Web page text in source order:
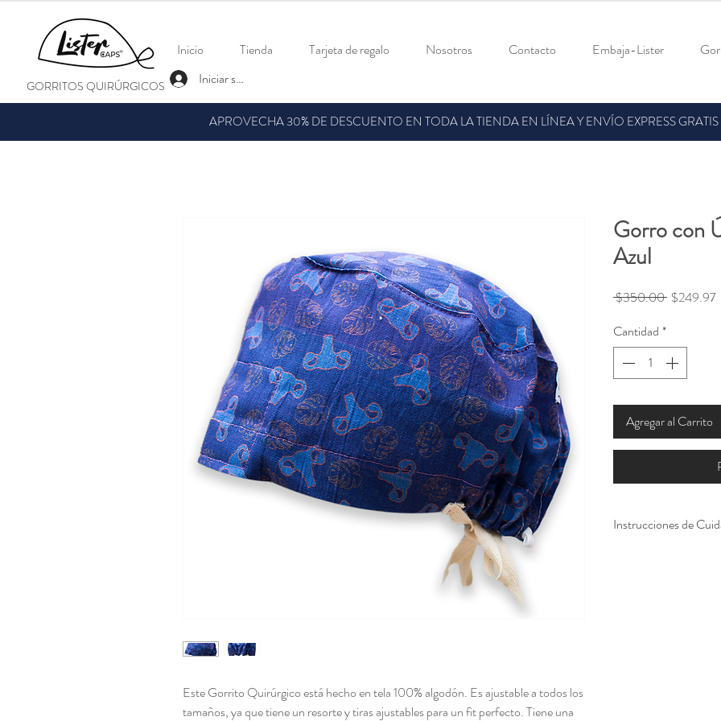
Iniciar sesión
Inicio Tienda Tarjeta de regalo Nosotros Contacto Embaja-Lister
GORRITOS QUIRÚRGICOS
Este Gorrito Quirúrgico está hecho en tela 100% algodón. Es ajustable a todos los
tamaños, ya que tiene un resorte y tiras ajustables para un fit perfecto. Tiene una
Gorro con
Azul
$350.00 Precio
$249.97
Cantidad *
Agregar al Carrito
Instrucciones de
APROVECHA 30% DE DESCUENTO EN TODA LA TIENDA EN LÍNEA Y ENVÍO EXPRESS